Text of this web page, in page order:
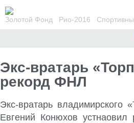
Золотой Фонд Рио-2016
Экс-вратарь
рекорд ФНЛ
Экс-вратарь владимирского
Евгений Конюхов